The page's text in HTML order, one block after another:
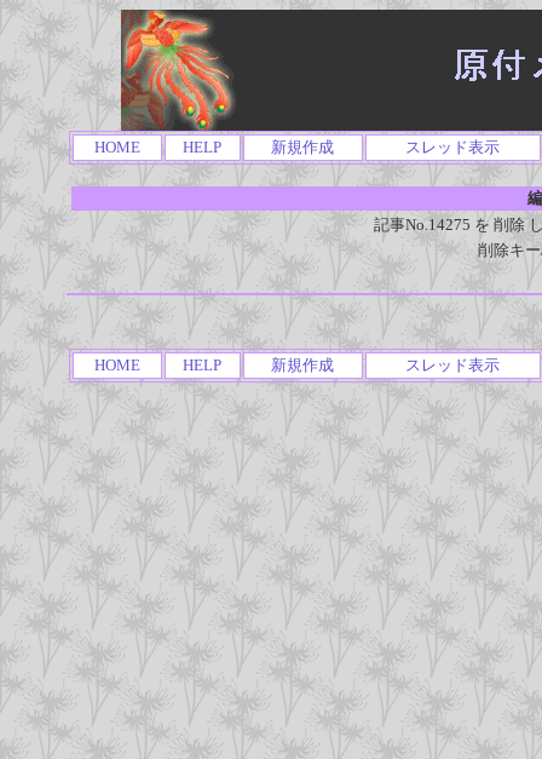
HOME HELP 新規作成 スレッド表示
記事No.14275 を 削除
削除キ
HOME HELP 新規作成 スレッド表示